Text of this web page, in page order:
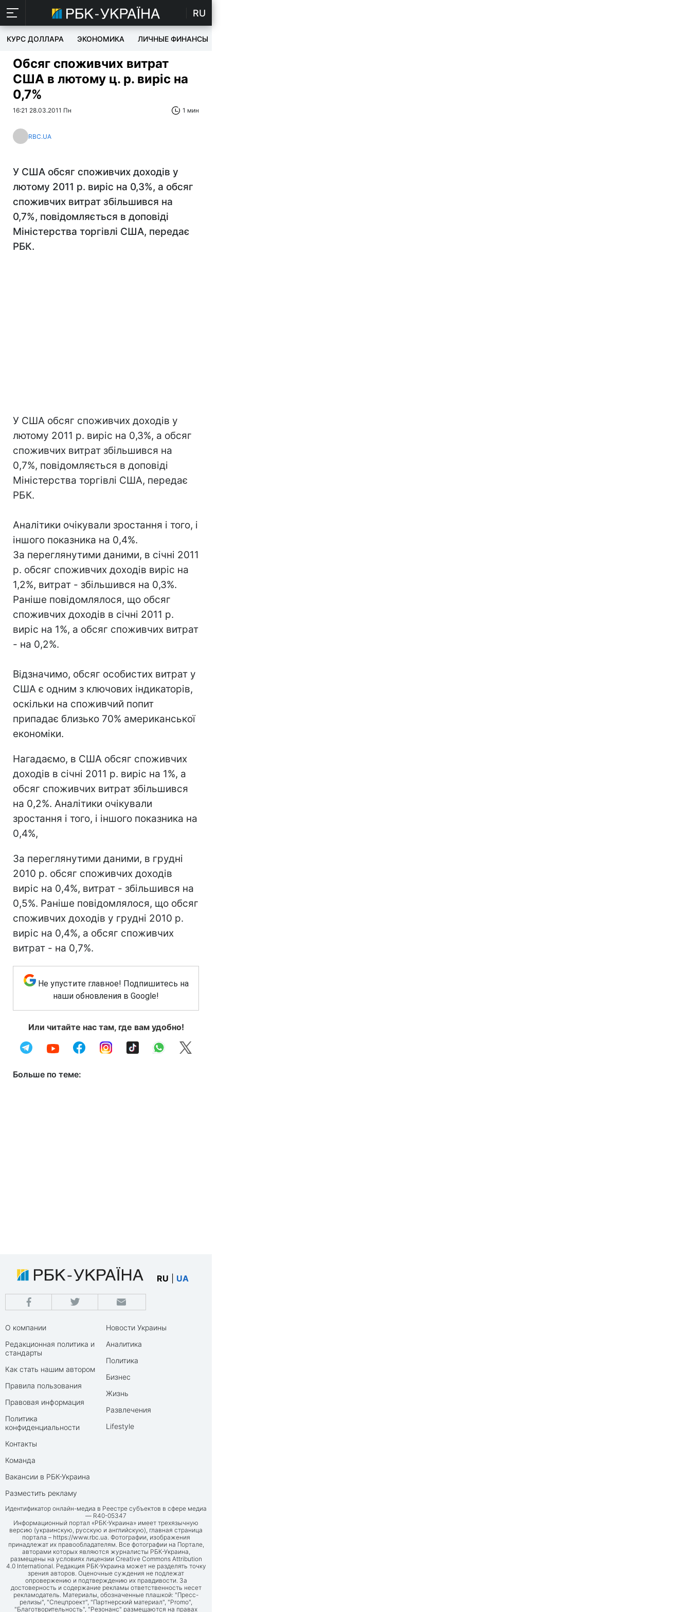
RU
КУРС ДОЛЛАРА ЭКОНОМИКА ЛИЧНЫЕ ФИНАНСЫ
Обсяг споживчих витрат
США в лютому ц. р. виріс на
0,7%
16:21 28.03.2011 Пн 1 мин
RBC.UA
У США обсяг споживчих доходів у
лютому 2011 р. виріс на 0,3%, а обсяг
споживчих витрат збільшився на
0,7%, повідомляється в доповіді
Міністерства торгівлі США, передає
РБК.
У США обсяг споживчих доходів у
лютому 2011 р. виріс на 0,3%, а обсяг
споживчих витрат збільшився на
0,7%, повідомляється в доповіді
Міністерства торгівлі США, передає
РБК.
Аналітики очікували зростання і того, і
іншого показника на 0,4%.
За переглянутими даними, в січні 2011
р. обсяг споживчих доходів виріс на
1,2%, витрат - збільшився на 0,3%.
Раніше повідомлялося, що обсяг
споживчих доходів в січні 2011 р.
виріс на 1%, а обсяг споживчих витрат
- на 0,2%.
Відзначимо, обсяг особистих витрат у
США є одним з ключових індикаторів,
оскільки на споживчий попит
припадає близько 70% американської
економіки.
Нагадаємо, в США обсяг споживчих
доходів в січні 2011 р. виріс на 1%, а
обсяг споживчих витрат збільшився
на 0,2%. Аналітики очікували
зростання і того, і іншого показника на
0,4%,
За переглянутими даними, в грудні
2010 р. обсяг споживчих доходів
виріс на 0,4%, витрат - збільшився на
0,5%. Раніше повідомлялося, що обсяг
споживчих доходів у грудні 2010 р.
виріс на 0,4%, а обсяг споживчих
витрат - на 0,7%.
Не упустите главное! Подпишитесь на
наши обновления в Google!
Или читайте нас там, где вам удобно!
Больше по теме:
RU UA
О компании
Редакционная политика и
стандарты
Как стать нашим автором
Правила пользования
Правовая информация
Политика
конфиденциальности
Контакты
Команда
Вакансии в РБК-Украина
Разместить рекламу
Новости Украины
Аналитика
Политика
Бизнес
Жизнь
Развлечения
Lifestyle
Идентификатор онлайн-медиа в Реестре субъектов в сфере медиа
— R40-05347
Информационный портал «РБК-Украина» имеет трехязычную
версию (украинскую, русскую и английскую), главная страница
портала – https://www.rbc.ua. Фотографии, изображения
принадлежат их правообладателям. Все фотографии на Портале,
авторами которых являются журналисты РБК-Украина,
размещены на условиях лицензии Creative Commons Attribution
4.0 International. Редакция РБК-Украина может не разделять точку
зрения авторов. Оценочные суждения не подлежат
опровержению и подтверждению их правдивости. За
достоверность и содержание рекламы ответственность несет
рекламодатель. Материалы, обозначенные плашкой: "Пресс-
релизы", "Спецпроект", "Партнерский материал", "Promo",
"Благотворительность", "Резонанс" размещаются на правах